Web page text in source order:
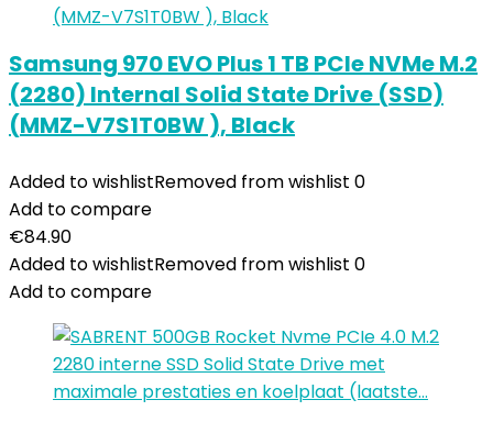
Samsung 970 EVO Plus 1 TB PCIe NVMe M.2
(2280) Internal Solid State Drive (SSD)
(MMZ-V7S1T0BW ), Black
Added to wishlistRemoved from wishlist 0
Add to compare
€84.90
Added to wishlistRemoved from wishlist 0
Add to compare